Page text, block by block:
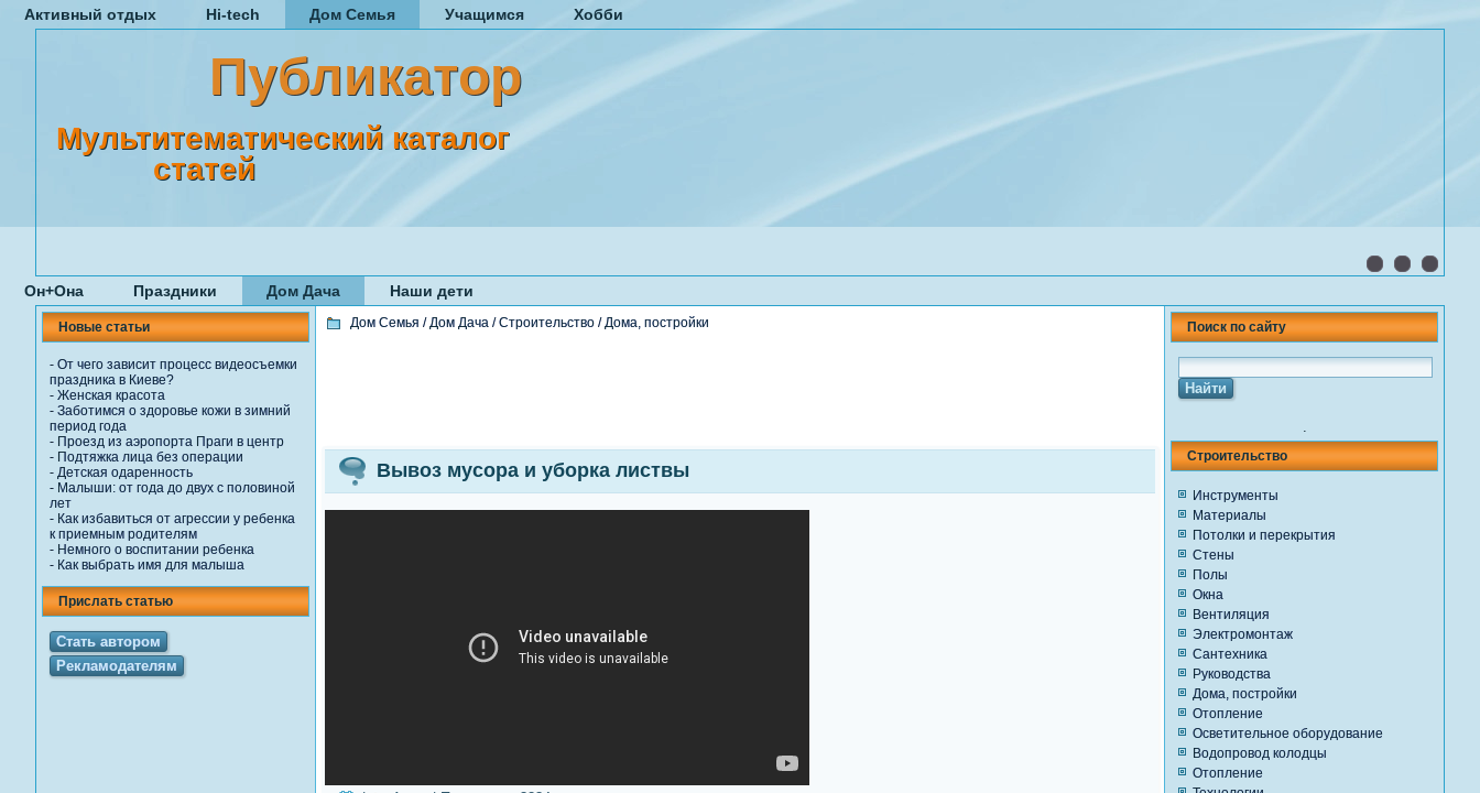
Активный отдых Hi-tech Дом Семья Учащимся Хобби
Публикатор
Мультитематический каталог
статей
Он+Она Праздники Дом Дача Наши дети
Новые статьи
- От чего зависит процесс видеосъемки
праздника в Киеве?
- Женская красота
- Заботимся о здоровье кожи в зимний
период года
- Проезд из аэропорта Праги в центр
- Подтяжка лица без операции
- Детская одаренность
- Малыши: от года до двух с половиной
лет
- Как избавиться от агрессии у ребенка
к приемным родителям
- Немного о воспитании ребенка
- Как выбрать имя для малыша
Прислать статью
Стать автором
Рекламодателям
Дом Семья /Дом Дача /Строительство /Дома, постройки
Вывоз мусора и уборка листвы
Поиск по сайту
.
Строительство
Инструменты
Материалы
Потолки и перекрытия
Стены
Полы
Окна
Вентиляция
Электромонтаж
Сантехника
Руководства
Дома, постройки
Отопление
Осветительное оборудование
Водопровод колодцы
Отопление